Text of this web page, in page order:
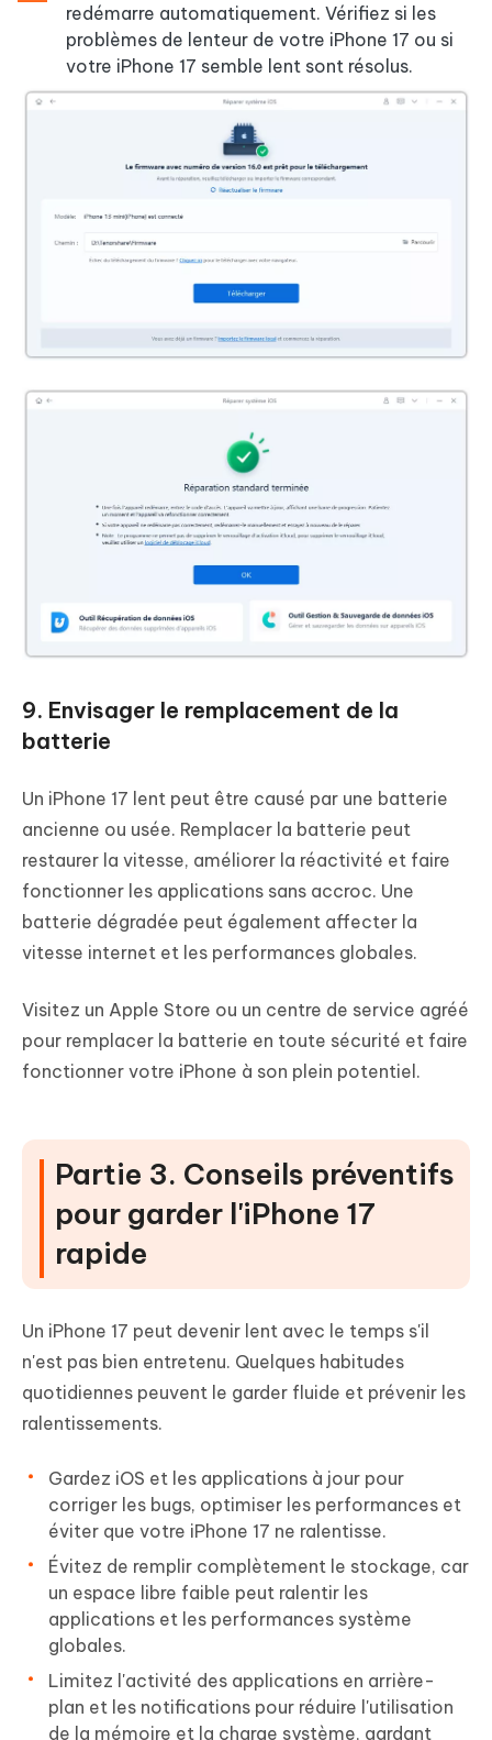
redémarre automatiquement. Vérifiez si les
problèmes de lenteur de votre iPhone 17 ou si
votre iPhone 17 semble lent sont résolus.
9. Envisager le remplacement de la
batterie
Un iPhone 17 lent peut être causé par une batterie
ancienne ou usée. Remplacer la batterie peut
restaurer la vitesse, améliorer la réactivité et faire
fonctionner les applications sans accroc. Une
batterie dégradée peut également affecter la
vitesse internet et les performances globales.
Visitez un Apple Store ou un centre de service agréé
pour remplacer la batterie en toute sécurité et faire
fonctionner votre iPhone à son plein potentiel.
Partie 3. Conseils préventifs
pour garder l'iPhone 17
rapide
Un iPhone 17 peut devenir lent avec le temps s'il
n'est pas bien entretenu. Quelques habitudes
quotidiennes peuvent le garder fluide et prévenir les
ralentissements.
Gardez iOS et les applications à jour pour
corriger les bugs, optimiser les performances et
éviter que votre iPhone 17 ne ralentisse.
Évitez de remplir complètement le stockage, car
un espace libre faible peut ralentir les
applications et les performances système
globales.
Limitez l'activité des applications en arrière-
plan et les notifications pour réduire l'utilisation
de la mémoire et la charge système, gardant